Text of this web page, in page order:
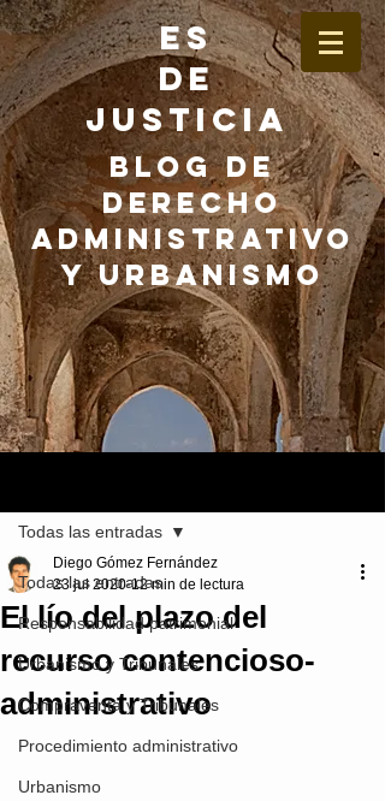
ES
DE
JUSTICIA
BLOG DE
DERECHO
ADMINISTRATIVO
Y URBANISMO
Todas las entradas
Responsabilidad patrimonial
Urbanismo y Tribunales
Compraventa y Tribunales
Procedimiento administrativo
Urbanismo
Todas las entradas
El lío del plazo del
recurso contencioso-
administrativo
Diego Gómez Fernández
23 jul 2020 12 min de lectura